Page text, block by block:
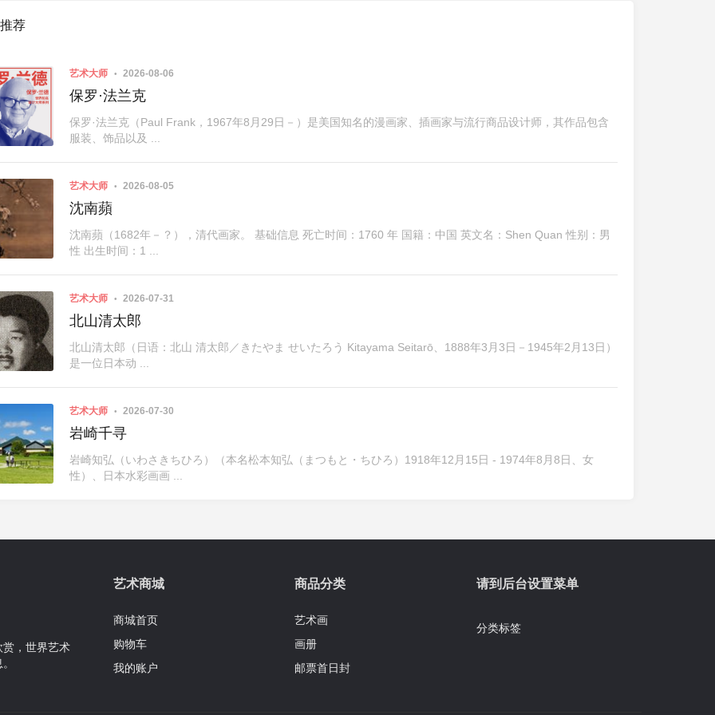
荐
艺术大师 2026-08-06
保罗·法兰克
保罗·法兰克（Paul Frank，1967年8月29日－）是美国知名的漫画家、插画家与流行商品设计师，其作品包含
服装、饰品以及 ...
艺术大师 2026-08-05
沈南蘋
沈南蘋（1682年－？），清代画家。 基础信息 死亡时间：1760 年 国籍：中国 英文名：Shen Quan 性别：男
性 出生时间：1 ...
艺术大师 2026-07-31
北山清太郎
北山清太郎（日语：北山 清太郎／きたやま せいたろう Kitayama Seitarō、1888年3月3日－1945年2月13日）
是一位日本动 ...
艺术大师 2026-07-30
岩崎千寻
岩崎知弘（いわさきちひろ）（本名松本知弘（まつもと・ちひろ）1918年12月15日 - 1974年8月8日、女
性）、日本水彩画画 ...
，世界艺术
艺术商城
商城首页
购物车
我的账户
商品分类
艺术画
画册
邮票首日封
请到后台设置菜单
分类标签